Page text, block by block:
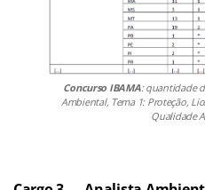
Concurso IBAMA: quantidade
Ambiental, Tema 1: Proteção,
Qualidade